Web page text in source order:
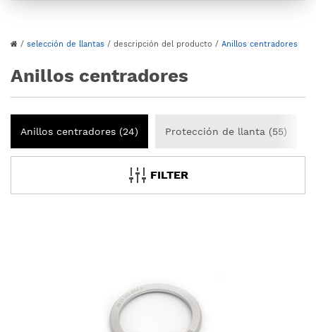
/ selección de llantas / descripción del producto / Anillos centradores
Anillos centradores
Anillos centradores (24) Protección de llanta (55)
FILTER